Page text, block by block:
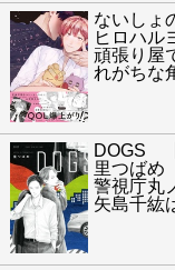
ないしょ
ヒロハル
頑張り屋
れがちな
DOGS
里つばめ
警視庁丸
矢島千紘